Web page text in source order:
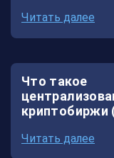
Читать далее
Что такое
криптобиржи
Читать далее